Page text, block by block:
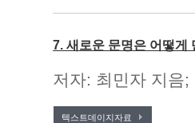
7. 새로운 문명은 어떻게
저자: 최민자 지음
텍스트데이지자료